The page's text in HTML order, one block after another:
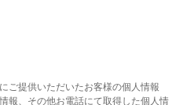
ご提供いただいたお客様の個人情報
報、その他お電話にて取得した個人情